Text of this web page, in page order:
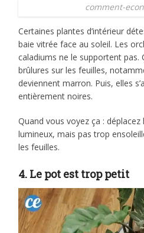
comment-
Certaines plantes d’intérieur
baie vitrée face au soleil. Les
caladiums ne le supportent pas.
brûlures sur les feuilles,
deviennent marron. Puis, elles
entièrement noires.
Quand vous voyez ça :
lumineux, mais pas trop
les feuilles.
4. Le pot est trop petit